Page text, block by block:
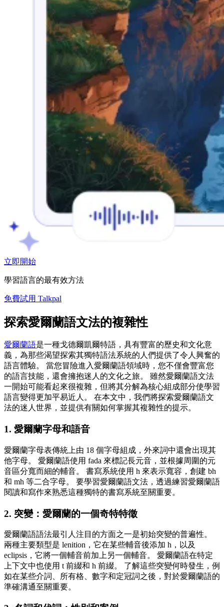
立即開始
學習語言的最有效方法
免費試用 Talkpal
探索愛爾蘭語文法的複雜性
愛爾蘭語是一種戈德爾凱爾特語，具有豐富的歷史和文化意
義，為那些渴望探索其獨特語法系統的人們提供了令人興奮的
語言體驗。 當您冒險進入愛爾蘭語領域時，您不僅會豐富您
的語言技能，還會擁抱迷人的文化之旅。 雖然愛爾蘭語文法
一開始可能看起來很複雜，但將其分解為核心組成部分使學習
語言變得更加平易近人。 在本文中，我們將探索愛爾蘭語文
法的迷人世界，並提供有關如何掌握其複雜性的提示。
1. 愛爾蘭字母和語音
愛爾蘭字母表傳統上由 18 個字母組成，外來詞中還會出現其
他字母。 愛爾蘭語使用 fada 來標記長元音，並根據周圍的元
音區分寬而細的輔音。 書寫系統使用 h 來表示寬容，創建 bh
和 mh 等二合字母。 要學習愛爾蘭語文法，透過練習愛爾蘭語
閱讀和寫作來熟悉這種獨特的書寫系統至關重要。
2. 突變：愛爾蘭的一個奇特特徵
愛爾蘭語語法最引人注目的方面之一是初始突變的普遍性。
兩種主要類型是 lenition，它在某些輔音後添加 h，以及
eclipsis，它將一個輔音前加上另一個輔音。 愛爾蘭語在特定
上下文中也使用 t 前綴和 h 前綴。 了解這些突變何時發生，例
如在某些介詞、所有格、數字和定冠詞之後，對於愛爾蘭語的
準確溝通至關重要。